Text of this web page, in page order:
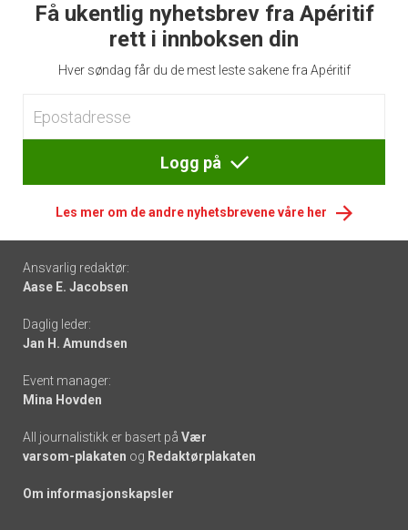
Få ukentlig nyhetsbrev fra Apéritif
rett i innboksen din
Hver søndag får du de mest leste sakene fra Apéritif
Logg på
Les mer om de andre nyhetsbrevene våre her
Footer
-
links
Ansvarlig redaktør:
Aase E. Jacobsen
Daglig leder:
Jan H. Amundsen
Event manager:
Mina Hovden
All journalistikk er basert på Vær
varsom-plakaten og Redaktørplakaten
Om informasjonskapsler